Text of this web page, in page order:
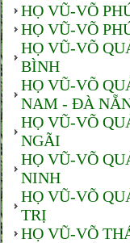
HỌ VŨ-VÕ
HỌ VŨ-VÕ
HỌ VŨ-VÕ
BÌNH
HỌ VŨ-VÕ
NAM - ĐÀ
HỌ VŨ-VÕ
NGÃI
HỌ VŨ-VÕ
NINH
HỌ VŨ-VÕ
TRỊ
HỌ VŨ-VÕ